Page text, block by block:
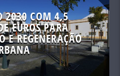
2030 COM 4,5
EUROS PARA
E REGENERAÇÃO